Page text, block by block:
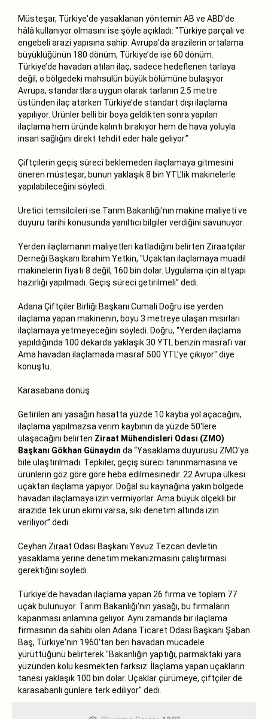
Müsteşar, Türkiye'de yasaklanan yöntemin AB ve ABD'de
hâlâ kullanıyor olmasını ise şöyle açıkladı: "Türkiye parçalı ve
engebeli arazi yapısına sahip. Avrupa’da arazilerin ortalama
büyüklüğünün 180 dönüm, Türkiye’de ise 60 dönüm.
Türkiye’de havadan atılan ilaç, sadece hedeflenen tarlaya
değil, o bölgedeki mahsulün büyük bölümüne bulaşıyor.
Avrupa, standartlara uygun olarak tarlanın 2.5 metre
üstünden ilaç atarken Türkiye’de standart dışı ilaçlama
yapılıyor. Ürünler belli bir boya geldikten sonra yapılan
ilaçlama hem üründe kalıntı bırakıyor hem de hava yoluyla
insan sağlığını direkt tehdit eder hale geliyor.”
Çiftçilerin geçiş süreci beklemeden ilaçlamaya gitmesini
öneren müsteşar, bunun yaklaşık 8 bin YTL’lik makinelerle
yapılabileceğini söyledi.
Üretici temsilcileri ise Tarım Bakanlığı'nın makine maliyeti ve
duyuru tarihi konusunda yanıltıcı bilgiler verdiğini savunuyor.
Yerden ilaçlamanın maliyetleri katladığını belirten Ziraatçılar
Derneği Başkanı İbrahim Yetkin, "Uçaktan ilaçlamaya muadil
makinelerin fiyatı 8 değil, 160 bin dolar. Uygulama için altyapı
hazırlığı yapılmadı. Geçiş süreci getirilmeli” dedi.
Adana Çiftçiler Birliği Başkanı Cumali Doğru ise yerden
ilaçlama yapan makinenin, boyu 3 metreye ulaşan mısırları
ilaçlamaya yetmeyeceğini söyledi. Doğru, “Yerden ilaçlama
yapıldığında 100 dekarda yaklaşık 30 YTL benzin masrafı var.
Ama havadan ilaçlamada masraf 500 YTL’ye çıkıyor" diye
konuştu.
Karasabana dönüş
Getirilen ani yasağın hasatta yüzde 10 kayba yol açacağını,
ilaçlama yapılmazsa verim kaybının da yüzde 50'lere
ulaşacağını belirten Ziraat Mühendisleri Odası (ZMO)
Başkanı Gökhan Günaydın da “Yasaklama duyurusu ZMO'ya
bile ulaştırılmadı. Tepkiler, geçiş süreci tanınmamasına ve
ürünlerin göz göre göre heba edilmesinedir. 22 Avrupa ülkesi
uçaktan ilaçlama yapıyor. Doğal su kaynağına yakın bölgede
havadan ilaçlamaya izin vermiyorlar. Ama büyük ölçekli bir
arazide tek ürün ekimi varsa, sıkı denetim altında izin
veriliyor” dedi.
Ceyhan Ziraat Odası Başkanı Yavuz Tezcan devletin
yasaklama yerine denetim mekanizmasını çalıştırması
gerektiğini söyledi.
Türkiye'de havadan ilaçlama yapan 26 firma ve toplam 77
uçak bulunuyor. Tarım Bakanlığı'nın yasağı, bu firmaların
kapanması anlamına geliyor. Aynı zamanda bir ilaçlama
firmasının da sahibi olan Adana Ticaret Odası Başkanı Şaban
Baş, Türkiye'nin 1960'tan beri havadan mücadele
yürüttüğünü belirterek "Bakanlığın yaptığı, parmaktaki yara
yüzünden kolu kesmekten farksız. İlaçlama yapan uçakların
tanesi yaklaşık 100 bin dolar. Uçaklar çürümeye, çiftçiler de
karasabanlı günlere terk ediliyor" dedi.